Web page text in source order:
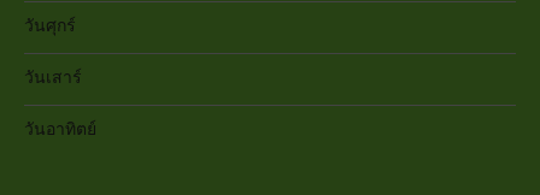
วันศุกร์
วันเสาร์
วันอาทิตย์